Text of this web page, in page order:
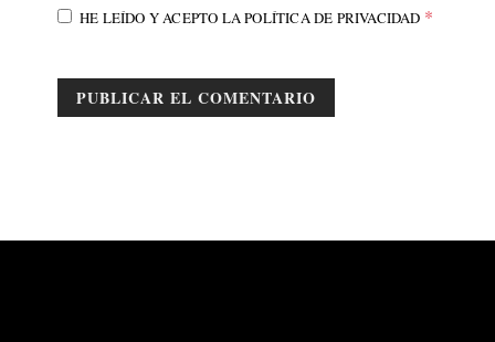
HE LEÍDO Y ACEPTO LAPOLÍTICA DE PRIVACIDAD *